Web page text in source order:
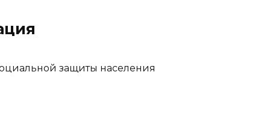
защиты населения